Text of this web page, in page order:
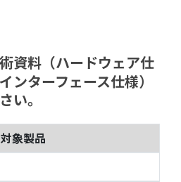
資料（ハードウェア仕
ンターフェース仕様）
い。
対象製品